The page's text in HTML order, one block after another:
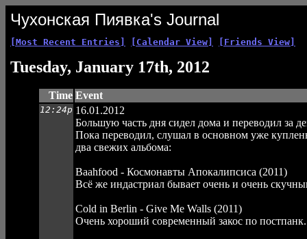
Чухонская Пиявка's Journal
[Most Recent Entries] [Calendar View] [Friends View]
Tuesday, January 17th, 2012
Time Event
12:24p 16.01.2012
Большую часть дня сидел дома и переводил за
Пока переводил, слушал в основном уже
два свежих альбома:
Baahfood - Космонавты Апокалипсиса (2011)
Всё же индастриал бывает очень и очень
Cold in Berlin - Give Me Walls (2011)
Очень хороший современный закос по